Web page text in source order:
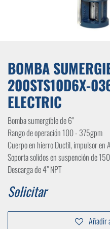
BOMBA
200STS10D6X-
ELECTRIC
Bomba sumergible de 6"
Rango de operación 100 - 375gpm
Cuerpo en hierro Ductil, impulsor en
Soporta solidos en suspención de
Descarga de 4” NPT
Solicitar
Añadir